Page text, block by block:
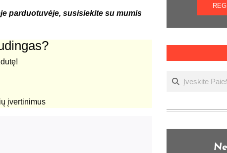
parduotuvėje, susisiekite su mumis
įvertinimus
Ieškoti